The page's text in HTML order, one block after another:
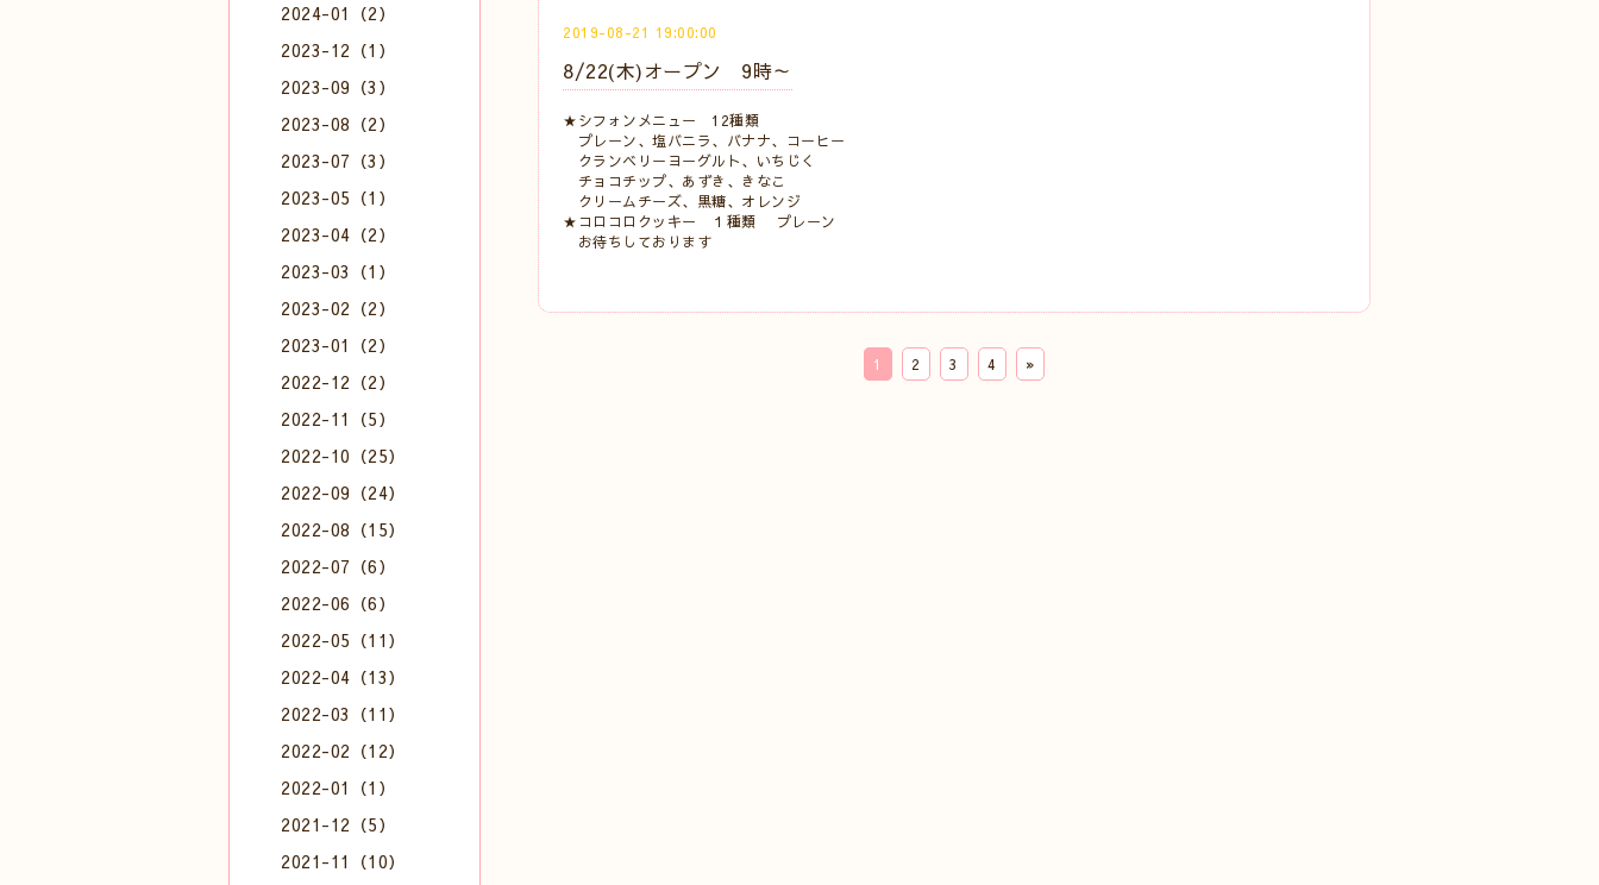
2019-08-21 19:00:00
8/22(木)オープン 9時～
★シフォンメニュー 12種類
プレーン、塩バニラ、バナナ、コーヒー
クランベリーヨーグルト、いちじく
チョコチップ、あずき、きなこ
クリームチーズ、黒糖、オレンジ
★コロコロクッキー １種類 プレーン
お待ちしております
1 2 3 4 »
2024-01（2）
2023-12（1）
2023-09（3）
2023-08（2）
2023-07（3）
2023-05（1）
2023-04（2）
2023-03（1）
2023-02（2）
2023-01（2）
2022-12（2）
2022-11（5）
2022-10（25）
2022-09（24）
2022-08（15）
2022-07（6）
2022-06（6）
2022-05（11）
2022-04（13）
2022-03（11）
2022-02（12）
2022-01（1）
2021-12（5）
2021-11（10）